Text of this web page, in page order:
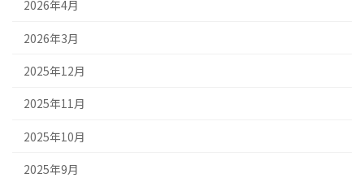
2026年4月
2026年3月
2025年12月
2025年11月
2025年10月
2025年9月